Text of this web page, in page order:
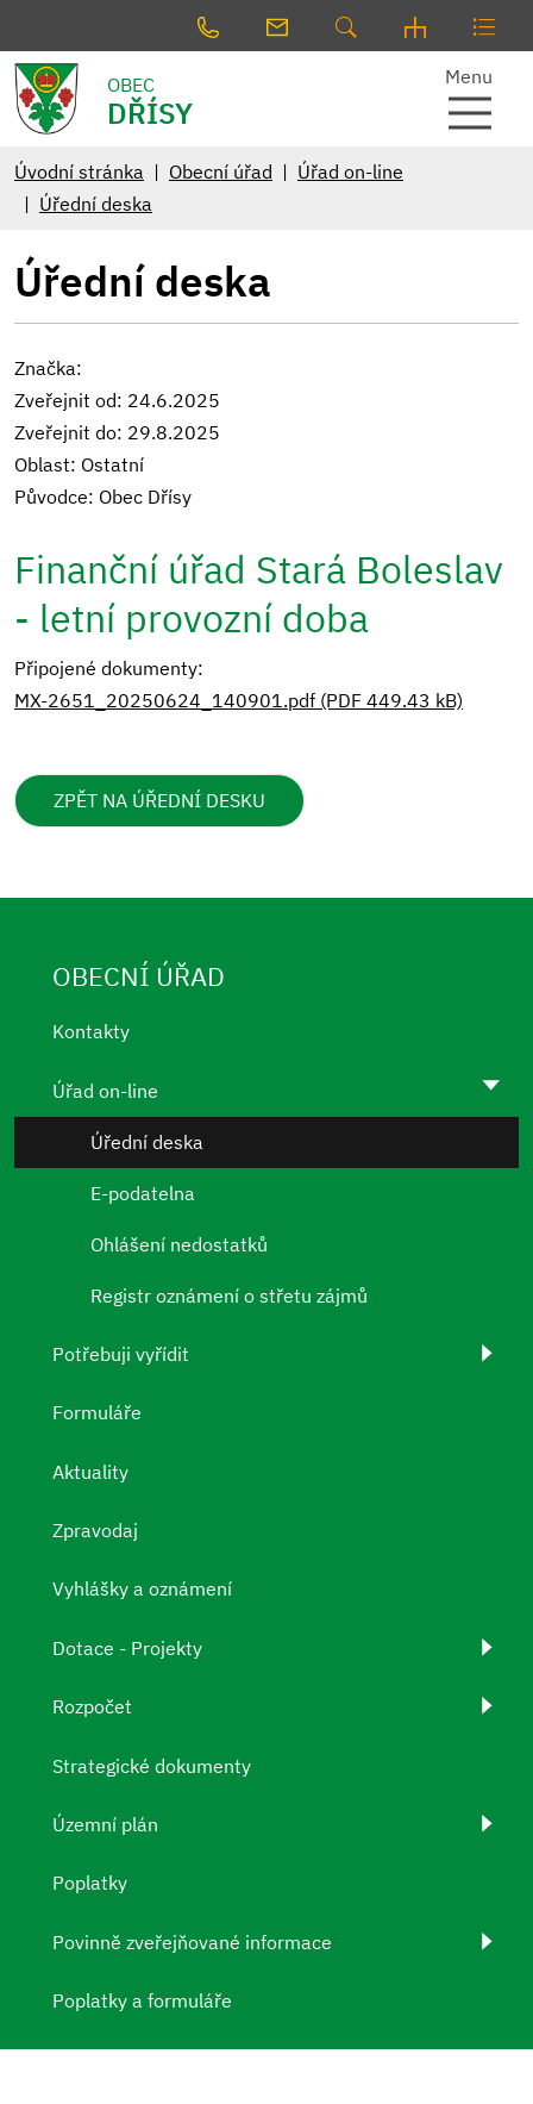
OBEC
DŘÍSY
Menu
Úvodní stránka Obecní úřad
Úřad on-line
Úřední deska
Úřední deska
Značka:
Zveřejnit od: 24.6.2025
Zveřejnit do: 29.8.2025
Oblast: Ostatní
Původce: Obec Dřísy
Finanční úřad Stará Boleslav
- letní provozní doba
Připojené dokumenty:
MX-2651_20250624_140901.pdf (PDF 449.43 kB)
ZPĚT NA ÚŘEDNÍ DESKU
OBECNÍ ÚŘAD
Kontakty
Úřad on-line
Úřední deska
E-podatelna
Ohlášení nedostatků
Registr oznámení o střetu zájmů
Potřebuji vyřídit
Formuláře
Aktuality
Zpravodaj
Vyhlášky a oznámení
Dotace - Projekty
Rozpočet
Strategické dokumenty
Územní plán
Poplatky
Povinně zveřejňované informace
Poplatky a formuláře